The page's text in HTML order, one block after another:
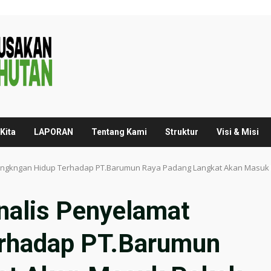
LAPORAN Tentang Kami Struktur Visi & Misi
Hidup Terhadap PT.Barumun Raya Padang Langkat Akan
Penyelamat
PT.Barumun